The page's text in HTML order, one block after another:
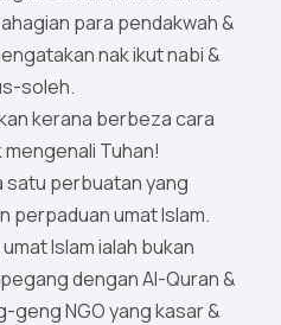
para pendakwah &
nak ikut nabi &
soleh.
kerana berbeza cara
Tuhan!
satu perbuatan yang
perpaduan umat Islam.
Islam ialah bukan
dengan Al-Quran &
geng NGO yang kasar &